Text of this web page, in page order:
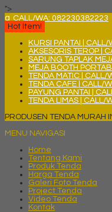
">
q CALL/WA: 082230382223
Hot Item!
KURSI PANTAI |
AKSESORIS TEROP |
SARUNG TAPLAK
MEJA BOOTH
TENDA MATIC |
TENDA CAFE | CALL/
PAYUNG PANTAI |
TENDA LIMAS | CALL/
PRODUSEN TENDA MURAH
MENU NAVIGASI
Home
Tentang Kami
Produk Tenda
Harga Tenda
Galeri Foto Tenda
Project Tenda
Video Tenda
Kontak